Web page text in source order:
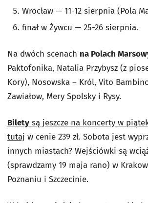
Wrocław — 11-12 sierpnia (Pola
finał w Żywcu — 25-26 sierpnia.
Na dwóch scenach na Polach
Paktofonika, Natalia Przybysz (z
Kory), Nosowska – Król, Vito
Zawiałow, Mery Spolsky i Rysy.
Bilety są jeszcze na koncerty w
tutaj w cenie 239 zł. Sobota jest
innych miastach? Wejściówki są
(sprawdzamy 19 maja rano) w
Poznaniu i Szczecinie.